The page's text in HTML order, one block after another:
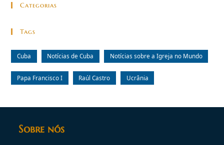
Categorias
Tags
Cuba Notícias de Cuba Notícias sobre a Igreja no Mundo
Papa Francisco I Raúl Castro Ucrânia
Sobre nós